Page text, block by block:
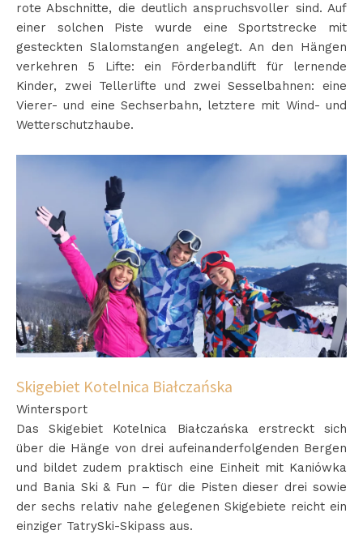
rote Abschnitte, die deutlich anspruchsvoller sind. Auf
einer solchen Piste wurde eine Sportstrecke mit
gesteckten Slalomstangen angelegt. An den Hängen
verkehren 5 Lifte: ein Förderbandlift für lernende
Kinder, zwei Tellerlifte und zwei Sesselbahnen: eine
Vierer- und eine Sechserbahn, letztere mit Wind- und
Wetterschutzhaube.
Skigebiet Kotelnica Białczańska
Wintersport
Das Skigebiet Kotelnica Białczańska erstreckt sich
über die Hänge von drei aufeinanderfolgenden Bergen
und bildet zudem praktisch eine Einheit mit Kaniówka
und Bania Ski & Fun – für die Pisten dieser drei sowie
der sechs relativ nahe gelegenen Skigebiete reicht ein
einziger TatrySki-Skipass aus.